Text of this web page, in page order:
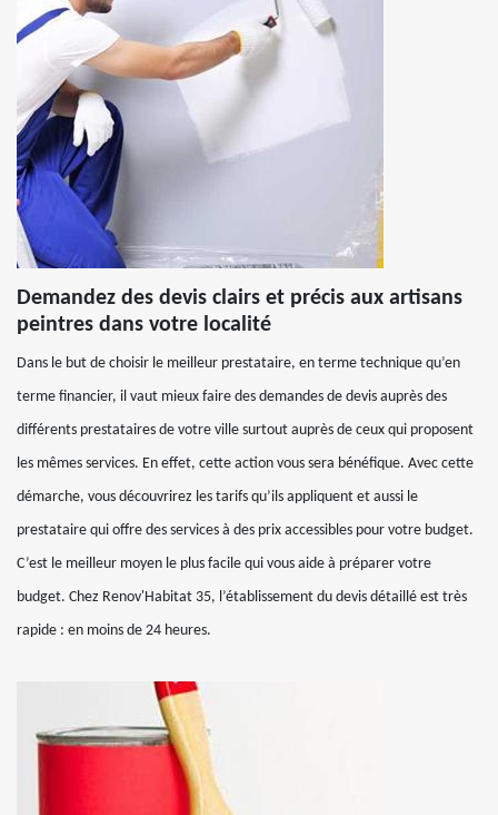
Demandez des devis clairs et précis aux artisans
peintres dans votre localité
Dans le but de choisir le meilleur prestataire, en terme technique qu’en
terme financier, il vaut mieux faire des demandes de devis auprès des
différents prestataires de votre ville surtout auprès de ceux qui proposent
les mêmes services. En effet, cette action vous sera bénéfique. Avec cette
démarche, vous découvrirez les tarifs qu’ils appliquent et aussi le
prestataire qui offre des services à des prix accessibles pour votre budget.
C’est le meilleur moyen le plus facile qui vous aide à préparer votre
budget. Chez Renov'Habitat 35, l’établissement du devis détaillé est très
rapide : en moins de 24 heures.